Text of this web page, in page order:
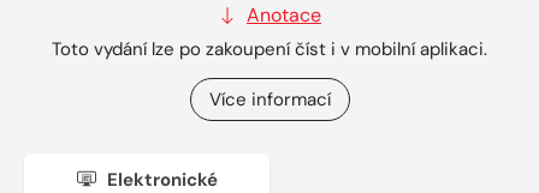
Anotace
Toto vydání lze po zakoupení číst i v mobilní aplikaci.
Více informací
Elektronické